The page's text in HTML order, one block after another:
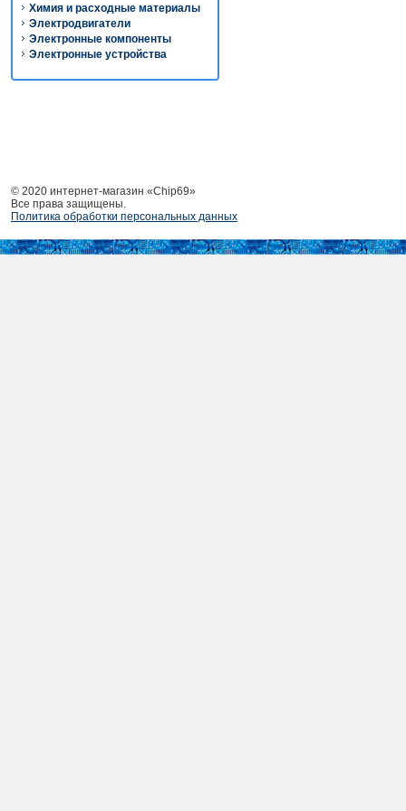
Химия и расходные материалы
Электродвигатели
Электронные компоненты
Электронные устройства
© 2020 интернет-магазин «Chip69»
Все права защищены.
Политика обработки персональных данных